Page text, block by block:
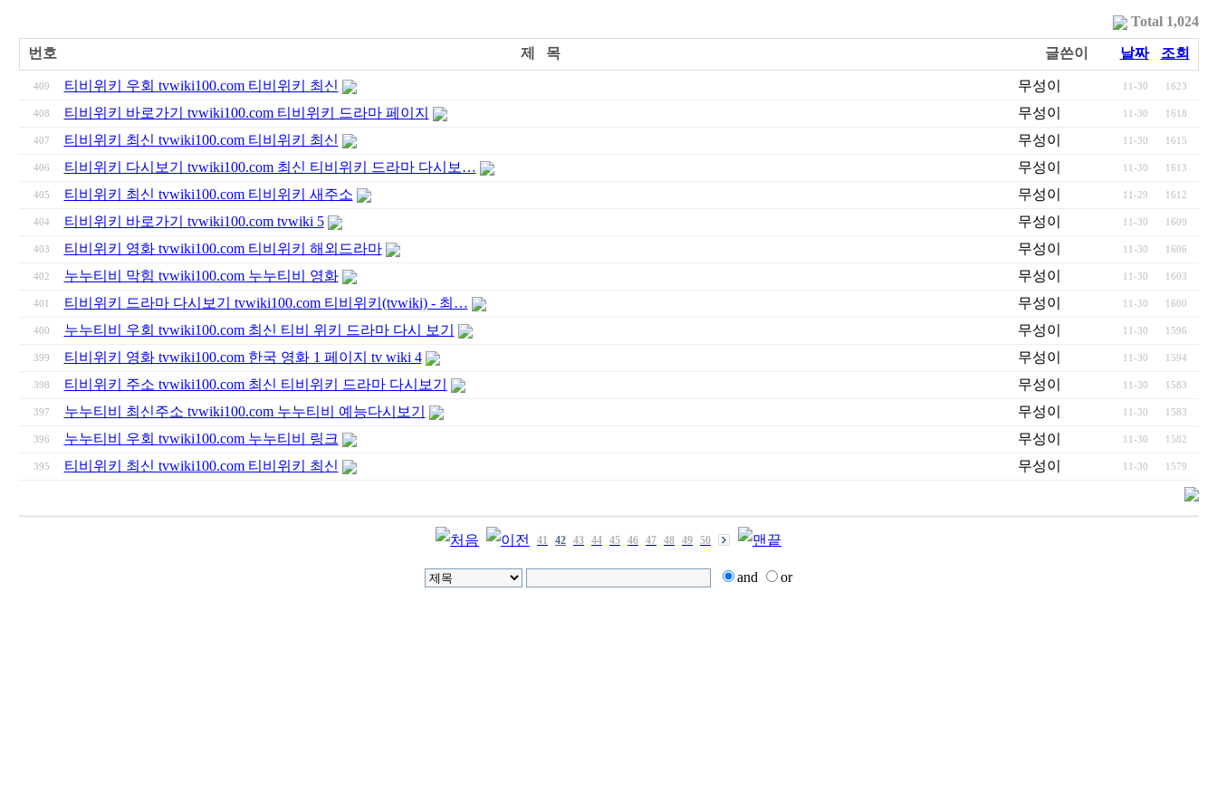
Total 1,024
번호 제 목 글쓴이 날짜 조회
409 티비위키 우회 tvwiki100.com 티비위키 최신 무성이 11-30 1623
408 티비위키 바로가기 tvwiki100.com 티비위키 드라마 페이지 무성이 11-30 1618
407 티비위키 최신 tvwiki100.com 티비위키 최신 무성이 11-30 1615
406 티비위키 다시보기 tvwiki100.com 최신 티비위키 드라마 다시보… 무성이 11-30 1613
405 티비위키 최신 tvwiki100.com 티비위키 새주소 무성이 11-29 1612
404 티비위키 바로가기 tvwiki100.com tvwiki 5 무성이 11-30 1609
403 티비위키 영화 tvwiki100.com 티비위키 해외드라마 무성이 11-30 1606
402 누누티비 막힘 tvwiki100.com 누누티비 영화 무성이 11-30 1603
401 티비위키 드라마 다시보기 tvwiki100.com 티비위키(tvwiki) - 최… 무성이 11-30 1600
400 누누티비 우회 tvwiki100.com 최신 티비 위키 드라마 다시 보기 무성이 11-30 1596
399 티비위키 영화 tvwiki100.com 한국 영화 1 페이지 tv wiki 4 무성이 11-30 1594
398 티비위키 주소 tvwiki100.com 최신 티비위키 드라마 다시보기 무성이 11-30 1583
397 누누티비 최신주소 tvwiki100.com 누누티비 예능다시보기 무성이 11-30 1583
396 누누티비 우회 tvwiki100.com 누누티비 링크 무성이 11-30 1582
395 티비위키 최신 tvwiki100.com 티비위키 최신 무성이 11-30 1579
41 42 43 44 45 46 47 48 49 50
and or